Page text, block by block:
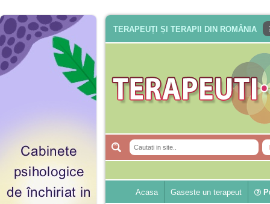
TERAPEUȚI ȘI TERAPII DIN ROMÂNIA
Acasa Gaseste un terapeut